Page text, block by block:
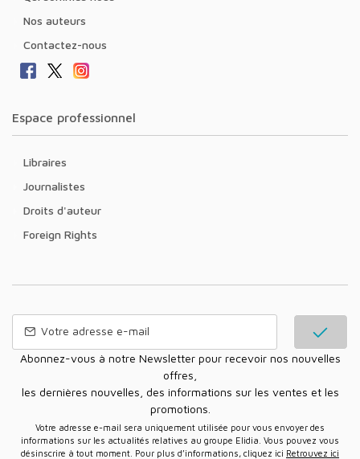
Nos auteurs
Contactez-nous
Espace professionnel
Libraires
Journalistes
Droits d'auteur
Foreign Rights
Abonnez-vous à notre Newsletter pour recevoir nos nouvelles
offres,
les dernières nouvelles, des informations sur les ventes et les
promotions.
Votre adresse e-mail sera uniquement utilisée pour vous envoyer des
informations sur les actualités relatives au groupe Elidia. Vous pouvez vous
désinscrire à tout moment. Pour plus d’informations, cliquez ici Retrouvez ici